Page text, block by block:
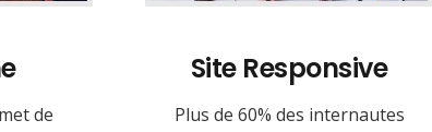
de
Site Responsive
Plus de 60% des internautes